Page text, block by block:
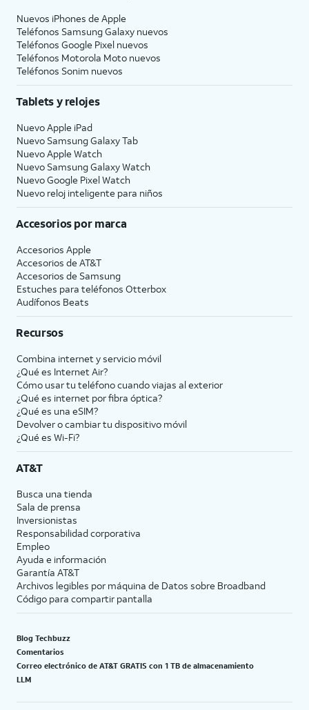
Nuevos iPhones de Apple
Teléfonos Samsung Galaxy nuevos
Teléfonos Google Pixel nuevos
Teléfonos Motorola Moto nuevos
Teléfonos Sonim nuevos
Tablets y relojes
Nuevo Apple iPad
Nuevo Samsung Galaxy Tab
Nuevo Apple Watch
Nuevo Samsung Galaxy Watch
Nuevo Google Pixel Watch
Nuevo reloj inteligente para niños
Accesorios por marca
Accesorios Apple
Accesorios de AT&T
Accesorios de Samsung
Estuches para teléfonos Otterbox
Audífonos Beats
Recursos
Combina internet y servicio móvil
¿Qué es Internet Air?
Cómo usar tu teléfono cuando viajas al exterior
¿Qué es internet por fibra óptica?
¿Qué es una eSIM?
Devolver o cambiar tu dispositivo móvil
¿Qué es Wi-Fi?
AT&T
Busca una tienda
Sala de prensa
Inversionistas
Responsabilidad corporativa
Empleo
Ayuda e información
Garantía AT&T
Archivos legibles por máquina de Datos sobre Broadband
Código para compartir pantalla
Blog Techbuzz
Comentarios
Correo electrónico de AT&T GRATIS con 1 TB de almacenamiento
LLM